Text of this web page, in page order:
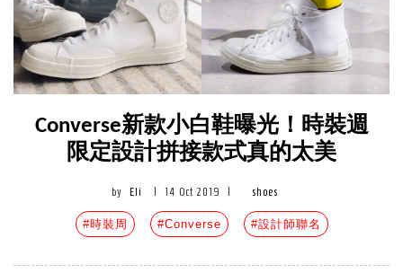
Converse新款小白鞋曝光！時裝週
限定設計拼接款式真的太美
by Eli 14 Oct 2019 shoes
#時裝周 #Converse #設計師聯名